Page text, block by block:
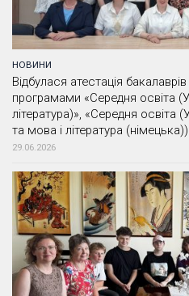
НОВИНИ
Відбулася атестація
програмами «Середня освіта
література)», «Середня освіта
та мова і література
29.06.2026